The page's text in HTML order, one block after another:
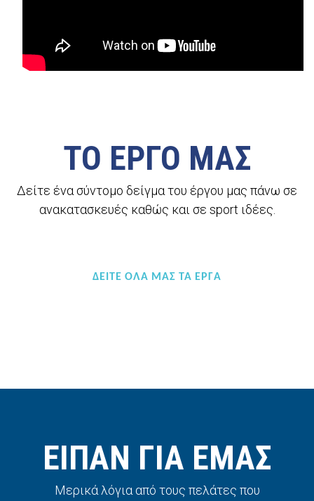
ΤΟ ΕΡΓΟ ΜΑΣ
Δείτε ένα σύντομο δείγμα του έργου μας πάνω σε
ανακατασκευές καθώς και σε sport ιδέες.
ΔΕΊΤΕ ΌΛΑ ΜΑΣ ΤΑ ΈΡΓΑ
ΕΙΠΑΝ ΓΙΑ ΕΜΑΣ
Μερικά λόγια από τους πελάτες που